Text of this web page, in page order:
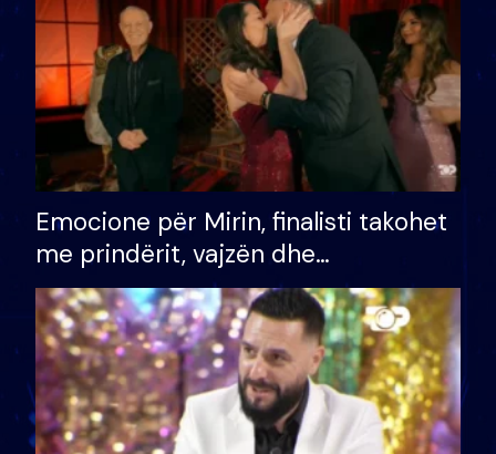
Emocione për Mirin, finalisti takohet
me prindërit, vajzën dhe
bashkëshorten: S’kemi ndonjë letër
divorci apo jo?